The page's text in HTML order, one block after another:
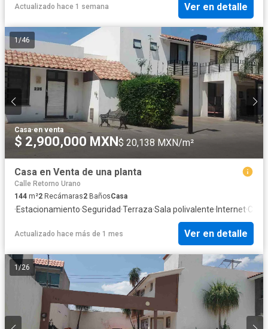
Actualizado hace 1 semana Ver en detalle
1/46
Casa·en venta
$ 2,900,000 MXN$ 20,138 MXN/m²
Casa en Venta de una planta
Calle Retorno Urano
144 m²2 Recámaras2 BañosCasa
·Estacionamiento·Seguridad·Terraza·Sala polivalente· Internet·
Actualizado hace más de 1 mes Ver en detalle
1/26